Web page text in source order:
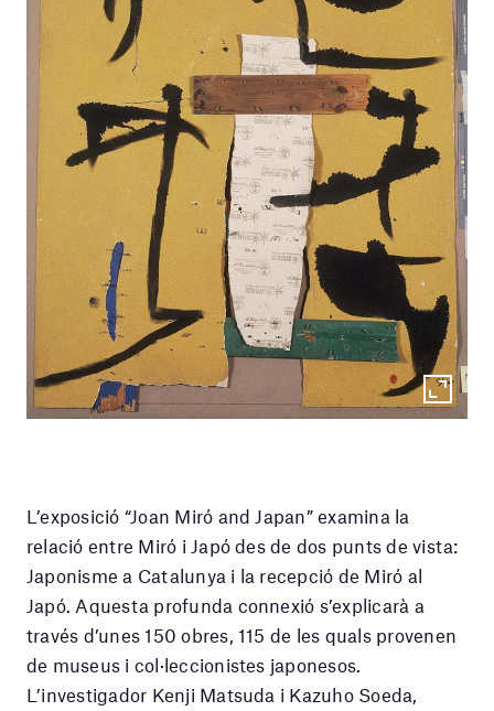
L’exposició “Joan Miró and Japan” examina la
relació entre Miró i Japó des de dos punts de vista:
Japonisme a Catalunya i la recepció de Miró al
Japó. Aquesta profunda connexió s’explicarà a
través d’unes 150 obres, 115 de les quals provenen
de museus i col·leccionistes japonesos.
L’investigador Kenji Matsuda i Kazuho Soeda,